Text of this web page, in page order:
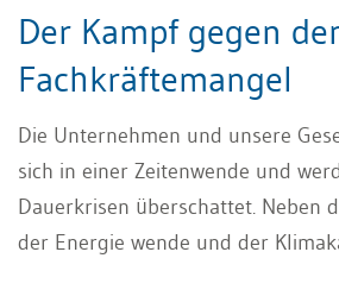
Der Kampf gegen
Fachkräftemangel
Die Unternehmen und unsere
sich in einer Zeitenwende und
Dauerkrisen überschattet. Neben
der Energie wende und der